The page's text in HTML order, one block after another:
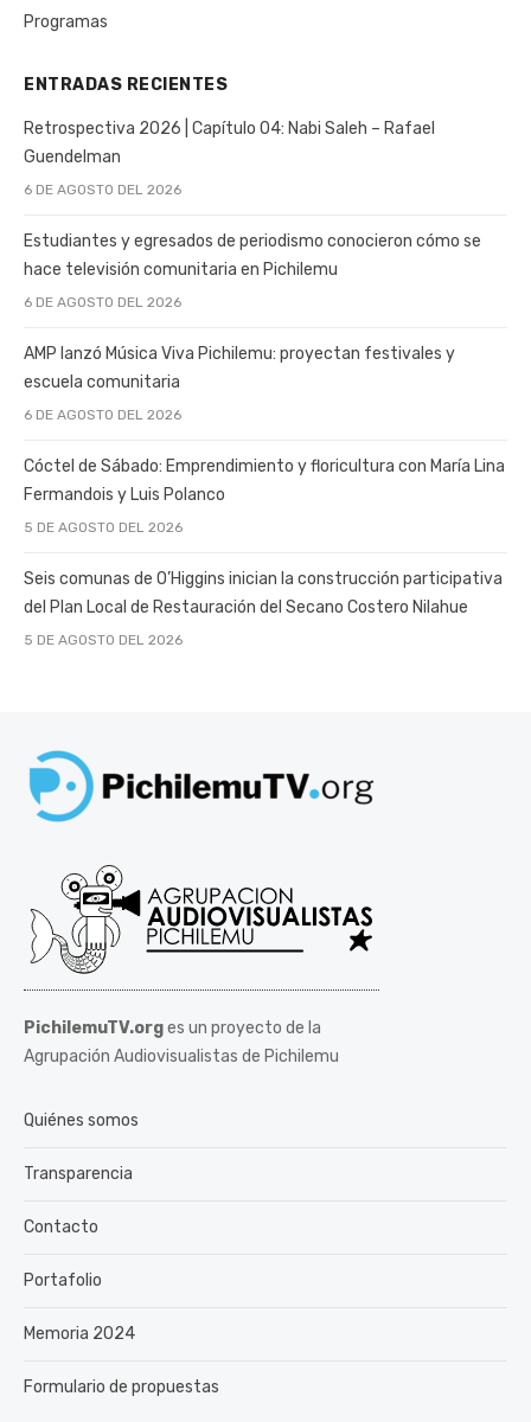
Programas
ENTRADAS RECIENTES
Retrospectiva 2026 | Capítulo 04: Nabi Saleh – Rafael
Guendelman
6 DE AGOSTO DEL 2026
Estudiantes y egresados de periodismo conocieron cómo se
hace televisión comunitaria en Pichilemu
6 DE AGOSTO DEL 2026
AMP lanzó Música Viva Pichilemu: proyectan festivales y
escuela comunitaria
6 DE AGOSTO DEL 2026
Cóctel de Sábado: Emprendimiento y floricultura con María Lina
Fermandois y Luis Polanco
5 DE AGOSTO DEL 2026
Seis comunas de O’Higgins inician la construcción participativa
del Plan Local de Restauración del Secano Costero Nilahue
5 DE AGOSTO DEL 2026
PichilemuTV.orges un proyecto de la
Agrupación Audiovisualistas de Pichilemu
Quiénes somos
Transparencia
Contacto
Portafolio
Memoria 2024
Formulario de propuestas